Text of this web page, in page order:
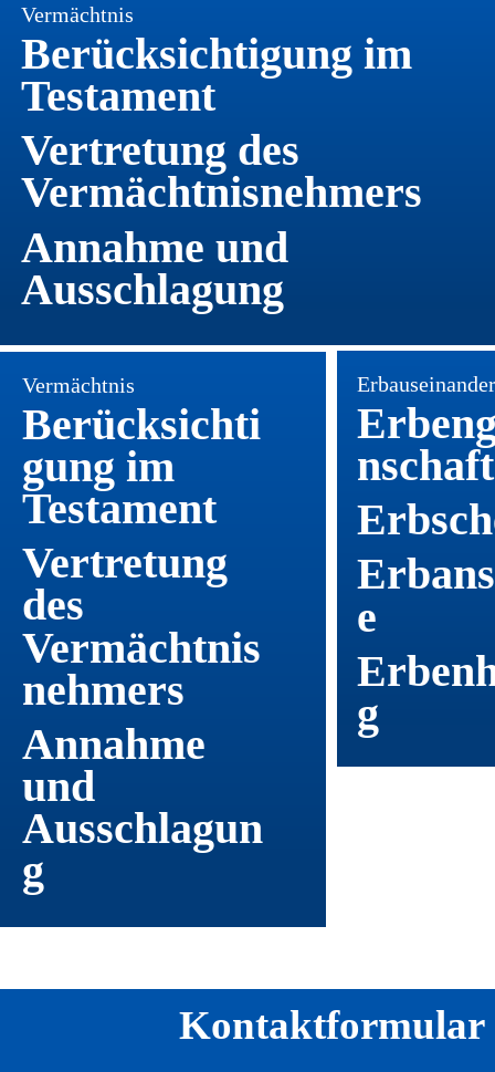
nschaft
e
g
Vermächtnis
Berücksichti
gung im
Testament
Vertretung
des
Vermächtnis
nehmers
Annahme
und
Ausschlagun
g
Vermächtnis
Berücksichtigung im
Testament
Vertretung des
Vermächtnisnehmers
Annahme und
Ausschlagung
Kontaktformular